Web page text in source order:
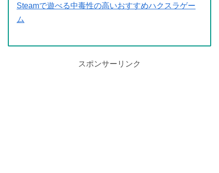
Steamで遊べる中毒性の高いおすすめハクスラゲー
ム
スポンサーリンク